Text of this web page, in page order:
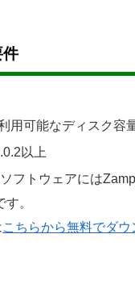
件
用可能なディスク容
以上
フトウェアには
す。
こちらから無料でダウ